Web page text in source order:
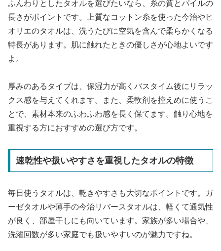
ふんわりとしたタオルを選びたいなら、糸の質とパイルの
長さがポイントです。上質なコットン糸を使った今治やヒ
オリエのタオルは、洗うたびに空気を含んで柔らかくなる
特長があります。肌に触れたときの優しさが心地よいです
よ。
厚みのあるタイプは、保湿力が高くバスタイム後にリラッ
クス感を与えてくれます。また、柔軟剤を控えめに使うこ
とで、素材本来のふわふわ感を長く保てます。触り心地を
重視する方におすすめの選び方です。
速乾性や扱いやすさを重視したタオルの特徴
毎日使うタオルは、乾きやすさも大切なポイントです。ガ
ーゼタオルや薄手の今治リバースタオルは、軽くて通気性
が良く、部屋干しにも向いています。家族が多い場合や、
洗濯回数が多い家庭でも扱いやすいのが魅力ですね。